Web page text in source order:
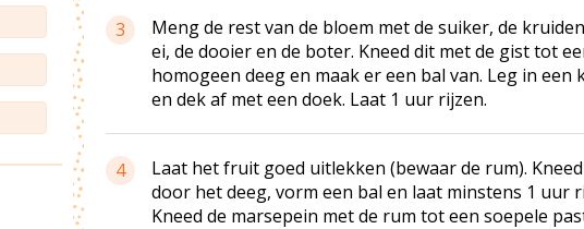
3
Meng de rest van de bloem met de suiker, de
ei, de dooier en de boter. Kneed dit met de gist tot
homogeen deeg en maak er een bal van. Leg in een
en dek af met een doek. Laat 1 uur rijzen.
4
Laat het fruit goed uitlekken (bewaar de rum).
door het deeg, vorm een bal en laat minstens 1 uur
Kneed de marsepein met de rum tot een soepele